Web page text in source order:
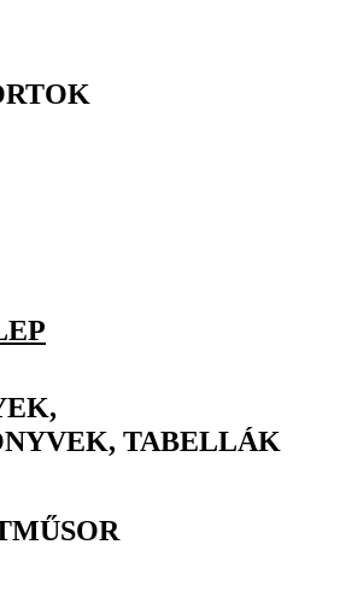
TABELLÁK